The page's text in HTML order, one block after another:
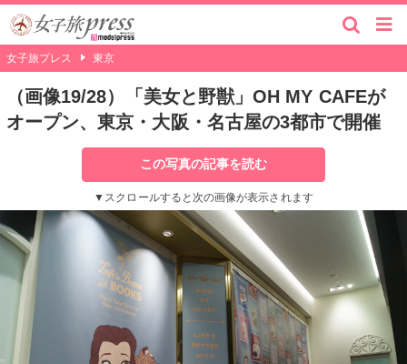
女子旅プレス 東京
（画像19/28）「美女と野獣」OH MY CAFEが
オープン、東京・大阪・名古屋の3都市で開催
この写真の記事を読む
▼スクロールすると次の画像が表示されます